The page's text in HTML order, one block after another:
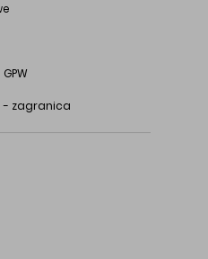
- zagranica